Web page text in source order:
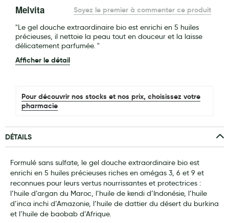
Parfums et bougies d'ambiance
Beauté au naturel
Huiles
Couches
Laits infantiles
Biberons et tétines
Toilette du bébé
Accessoires bébé
Alimentation
Melvita
Soyez le premier à commenter ce produit
"Le gel douche extraordinaire bio est enrichi en 5 huiles
précieuses, il nettoie la peau tout en douceur et la laisse
délicatement parfumée. "
Afficher le détail
Pour découvrir nos stocks et nos prix, choisissez votre
pharmacie
DÉTAILS
Formulé sans sulfate, le gel douche extraordinaire bio est
enrichi en 5 huiles précieuses riches en omégas 3, 6 et 9 et
reconnues pour leurs vertus nourrissantes et protectrices :
l’huile d’argan du Maroc, l’huile de kendi d’Indonésie, l’huile
d’inca inchi d’Amazonie, l’huile de dattier du désert du burkina
et l’huile de baobab d’Afrique.